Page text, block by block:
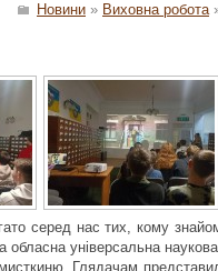
Новини » Виховна робота
серед нас тих, кому
обласна універсальна
Глядачам